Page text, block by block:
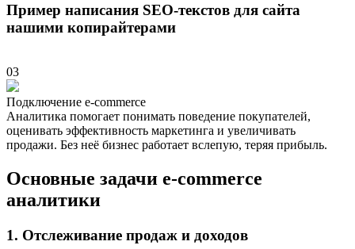
Пример написания SEO-текстов для сайта
нашими копирайтерами
03
Подключение e-commerce
Аналитика помогает понимать поведение покупателей,
оценивать эффективность маркетинга и увеличивать
продажи. Без неё бизнес работает вслепую, теряя прибыль.
Основные задачи e-commerce
аналитики
1. Отслеживание продаж и доходов